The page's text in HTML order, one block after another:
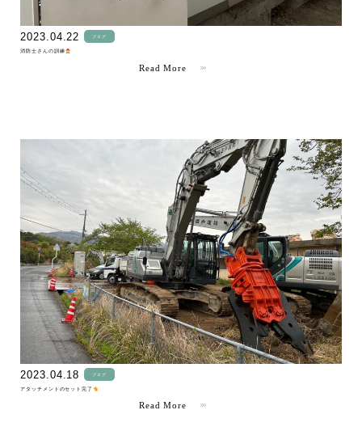
2023.04.22 ブログ
消防士さんの訓練
Read More
2023.04.18 ブログ
アタッチメントのセット完了
Read More